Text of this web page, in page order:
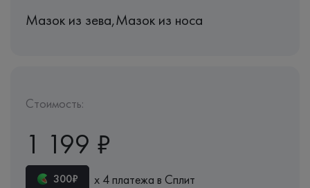
Мазок из зева,Мазок из носа
Стоимость:
1 199 ₽
300₽ х 4 платежа в Сплит